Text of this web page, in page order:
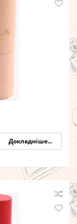
Докладніше...